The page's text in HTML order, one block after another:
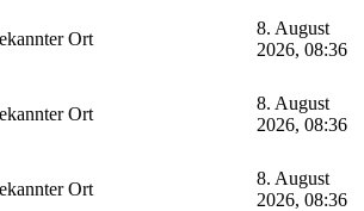
Ort
8. August
2026, 08:36
Ort
8. August
2026, 08:36
Ort
8. August
2026, 08:36